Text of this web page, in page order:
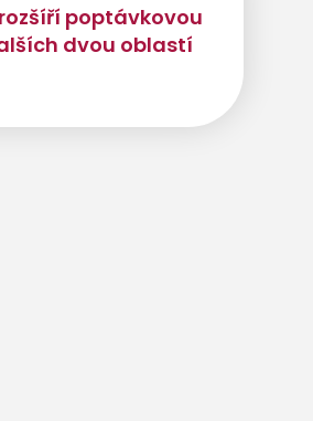
poptávkovou
dvou oblastí